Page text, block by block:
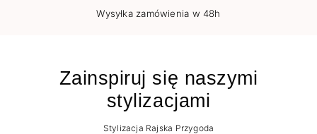
Wysyłka zamówienia w 48h
Zainspiruj się naszymi
stylizacjami
Stylizacja Rajska Przygoda